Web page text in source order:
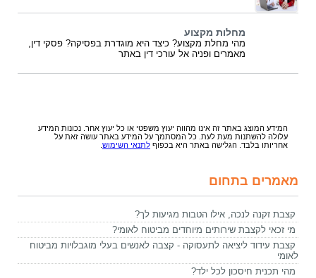
מחלות מקצוע
מהי מחלת מקצוע? כיצד היא מוגדרת בפסיקה? פסקי דין,
מאמרים ופניה אל עורכי דין באתר
המידע המוצג באתר זה אינו מהווה יעוץ משפטי או כל יעוץ אחר. נכונות המידע
עלולה להשתנות מעת לעת. כל המסתמך על המידע באתר עושה זאת על
אחריותו בלבד. הגלישה באתר היא בכפוף לתנאי השימוש
מאמרים בתחום
קצבת זקנה לנכה, אילו הטבות מגיעות לך?
מי זכאי לקצבת שירותים מיוחדים מביטוח לאומי?
קצבת עידוד ליציאה לתעסוקה - קצבה לאנשים בעלי מוגבלויות מביטוח
לאומי
מהי תכנית חיסכון לכל ילד?